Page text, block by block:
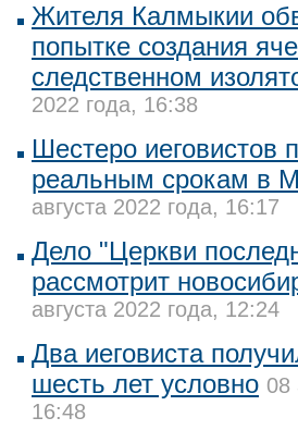
Жителя Калмыкии
попытке создания
следственном
2022 года, 16:38
Шестеро иеговистов
реальным срокам в
августа 2022 года, 16:17
Дело "Церкви
рассмотрит
августа 2022 года, 12:24
Два иеговиста
шесть лет условно 08
16:48